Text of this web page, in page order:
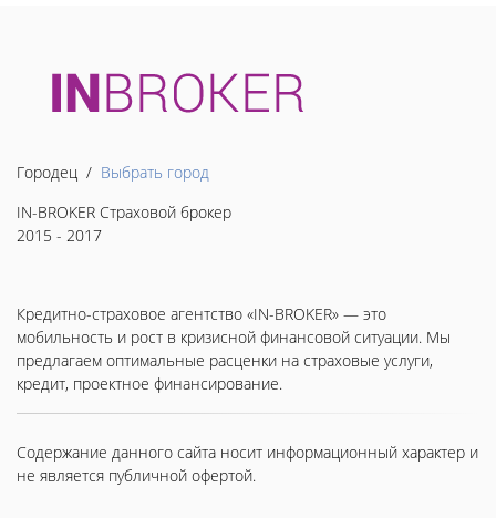
Городец / Выбрать город
IN-BROKER Страховой брокер
2015 - 2017
Кредитно-страховое агентство «IN-BROKER» — это
мобильность и рост в кризисной финансовой ситуации. Мы
предлагаем оптимальные расценки на страховые услуги,
кредит, проектное финансирование.
Содержание данного сайта носит информационный характер и
не является публичной офертой.